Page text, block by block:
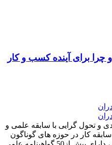
آینده کسب‌ و کار
گرایی با سابقه علمی و
از 14 سال سابقه کار در حوزه های گوناگون